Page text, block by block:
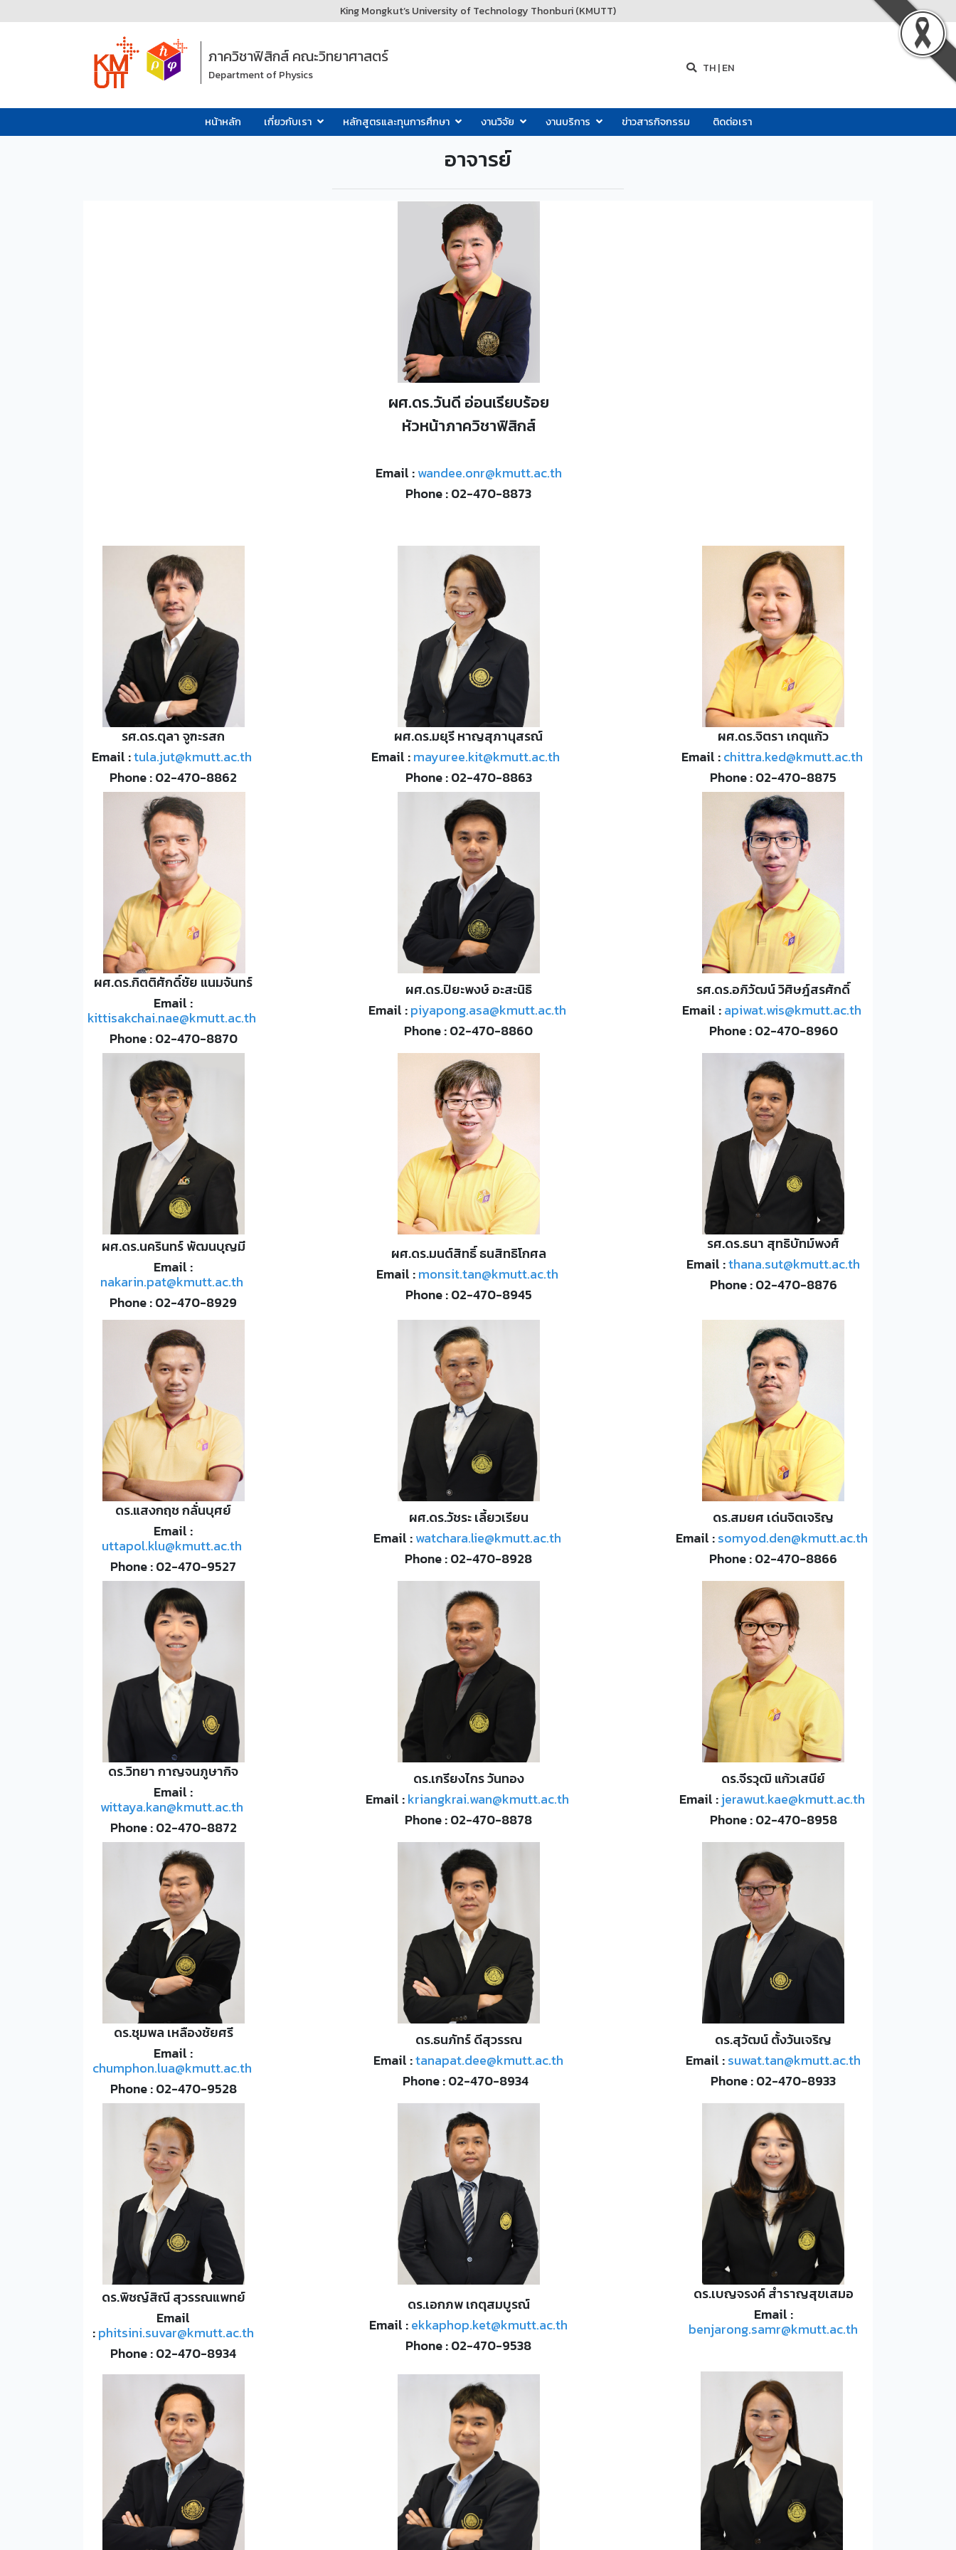
King Mongkut’s University of Technology Thonburi (KMUTT)
ภาควิชาฟิสิกส์ คณะวิทยาศาสตร์
Department of Physics TH|EN
หน้าหลัก เกี่ยวกับเรา หลักสูตรและทุนการศึกษา งานวิจัย งานบริการ ข่าวสารกิจกรรม ติดต่อเรา
อาจารย์
ผศ.ดร.วันดี อ่อนเรียบร้อย
หัวหน้าภาควิชาฟิสิกส์
Email :wandee.onr@kmutt.ac.th
Phone : 02-470-8873
รศ.ดร.ตุลา จูฑะรสก
Email :tula.jut@kmutt.ac.th
Phone : 02-470-8862
ผศ.ดร.มยุรี หาญสุภานุสรณ์
Email :mayuree.kit@kmutt.ac.th
Phone : 02-470-8863
ผศ.ดร.จิตรา เกตุแก้ว
Email :chittra.ked@kmutt.ac.th
Phone : 02-470-8875
ผศ.ดร.กิตติศักดิ์ชัย แนมจันทร์
Email :
kittisakchai.nae@kmutt.ac.th
Phone : 02-470-8870
ผศ.ดร.ปิยะพงษ์ อะสะนิธิ
Email :piyapong.asa@kmutt.ac.th
Phone : 02-470-8860
รศ.ดร.อภิวัฒน์ วิศิษฎ์สรศักดิ์
Email :apiwat.wis@kmutt.ac.th
Phone : 02-470-8960
ผศ.ดร.นครินทร์ พัฒนบุญมี
Email :
nakarin.pat@kmutt.ac.th
Phone : 02-470-8929
ผศ.ดร.มนต์สิทธิ์ ธนสิทธิโกศล
Email :monsit.tan@kmutt.ac.th
Phone : 02-470-8945
รศ.ดร.ธนา สุทธิบัทม์พงศ์
Email :thana.sut@kmutt.ac.th
Phone : 02-470-8876
ดร.แสงกฤช กลั่นบุศย์
Email :
uttapol.klu@kmutt.ac.th
Phone : 02-470-9527
ผศ.ดร.วัชระ เลี้ยวเรียน
Email :watchara.lie@kmutt.ac.th
Phone : 02-470-8928
ดร.สมยศ เด่นจิตเจริญ
Email :somyod.den@kmutt.ac.th
Phone : 02-470-8866
ดร.วิทยา กาญจนภูษากิจ
Email :
wittaya.kan@kmutt.ac.th
Phone : 02-470-8872
ดร.เกรียงไกร วันทอง
Email :kriangkrai.wan@kmutt.ac.th
Phone : 02-470-8878
ดร.จีรวุฒิ แก้วเสนีย์
Email :jerawut.kae@kmutt.ac.th
Phone : 02-470-8958
ดร.ชุมพล เหลืองชัยศรี
Email :
chumphon.lua@kmutt.ac.th
Phone : 02-470-9528
ดร.ธนภัทร์ ดีสุวรรณ
Email :tanapat.dee@kmutt.ac.th
Phone : 02-470-8934
ดร.สุวัฒน์ ตั้งวันเจริญ
Email :suwat.tan@kmutt.ac.th
Phone : 02-470-8933
ดร.พิชญ์สิณี สุวรรณแพทย์
Email
:phitsini.suvar@kmutt.ac.th
Phone : 02-470-8934
ดร.เอกภพ เกตุสมบูรณ์
Email :ekkaphop.ket@kmutt.ac.th
Phone : 02-470-9538
ดร.เบญจรงค์ สำราญสุขเสมอ
Email :
benjarong.samr@kmutt.ac.th